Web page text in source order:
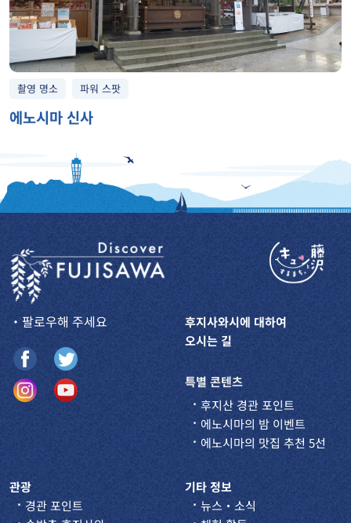
촬영 명소 파워 스팟
에노시마 신사
후지사와시에 대하여
오시는 길
특별 콘텐츠
후지산 경관 포인트
에노시마의 밤 이벤트
에노시마의 맛집 추천 5선
관광
경관 포인트
기타 정보
뉴스・소식
・팔로우해 주세요